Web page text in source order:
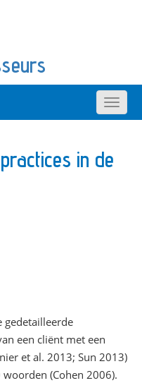
in de
gedetailleerde
een cliënt met een
et al. 2013; Sun 2013)
(Cohen 2006).